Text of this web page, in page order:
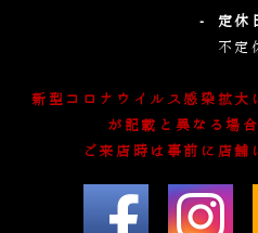
- 定休
不定
新型コロナウイルス感染拡大
が記載と異なる場
ご来店時は事前に店舗